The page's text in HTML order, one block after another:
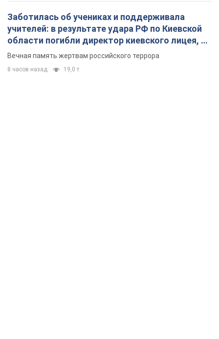
Заботилась об учениках и поддерживала
учителей: в результате удара РФ по Киевской
области погибли директор киевского лицея, её
муж и внук
Вечная память жертвам российского террора
8 часов назад 19,0 т.